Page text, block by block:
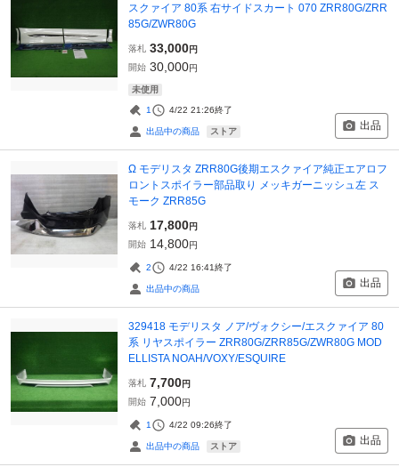
スクァイア 80系 右サイドスカート 070 ZRR80G/ZRR
85G/ZWR80G
落札 33,000円
開始 30,000円
未使用
1 4/22 21:26終了
出品中の商品 ストア 出品
Ω モデリスタ ZRR80G後期エスクァイア純正エアロフ
ロントスポイラー部品取り メッキガーニッシュ左 ス
モーク ZRR85G
落札 17,800円
開始 14,800円
2 4/22 16:41終了
出品中の商品 出品
329418 モデリスタ ノア/ヴォクシー/エスクァイア 80
系 リヤスポイラー ZRR80G/ZRR85G/ZWR80G MOD
ELLISTA NOAH/VOXY/ESQUIRE
落札 7,700円
開始 7,000円
1 4/22 09:26終了
出品中の商品 ストア 出品